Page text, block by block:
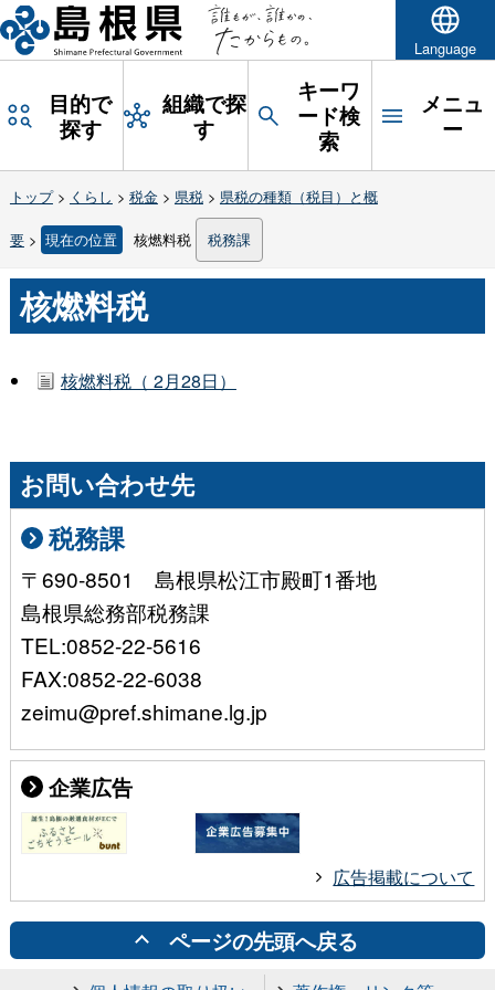
Language
目的で
探す
組織で探
す
キーワ
ード検
索
メニュ
ー
トップ> くらし > 税金> 県税> 県税の種類（税目）と概
要> 現在の位置 核燃料税 税務課
核燃料税
核燃料税（ 2月28日）
お問い合わせ先
税務課
〒690-8501 島根県松江市殿町1番地
島根県総務部税務課
TEL:0852-22-5616
FAX:0852-22-6038
zeimu@pref.shimane.lg.jp
企業広告
広告掲載について
ページの先頭へ戻る